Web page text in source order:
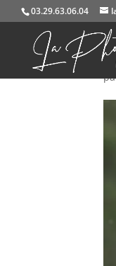
03.29.63.06.04